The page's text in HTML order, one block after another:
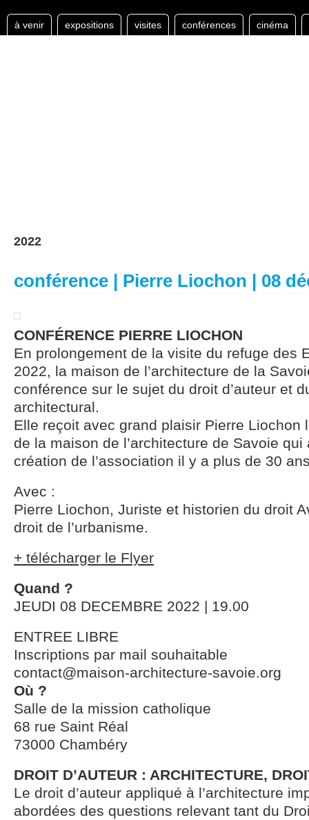
à venir expositions visites conférences cinéma
2022
conférence | Pierre Liochon | 08
CONFÉRENCE PIERRE LIOCHON
En prolongement de la visite du refuge des
2022, la maison de l’architecture de la
conférence sur le sujet du droit d’auteur et
architectural.
Elle reçoit avec grand plaisir Pierre Liochon
de la maison de l’architecture de Savoie
création de l’association il y a plus de 30
Avec :
Pierre Liochon, Juriste et historien du droit
droit de l’urbanisme.
+ télécharger le Flyer
Quand ?
JEUDI 08 DECEMBRE 2022 | 19.00
ENTREE LIBRE
Inscriptions par mail souhaitable
contact@maison-architecture-savoie.org
Où ?
Salle de la mission catholique
68 rue Saint Réal
73000 Chambéry
DROIT D’AUTEUR : ARCHITECTURE,
Le droit d’auteur appliqué à l’architecture
abordées des questions relevant tant du